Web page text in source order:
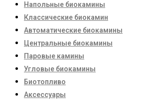
Напольные биокамины
Классические биокамин
Автоматические биокамины
Центральные биокамины
Паровые камины
Угловые биокамины
Биотопливо
Аксессуары